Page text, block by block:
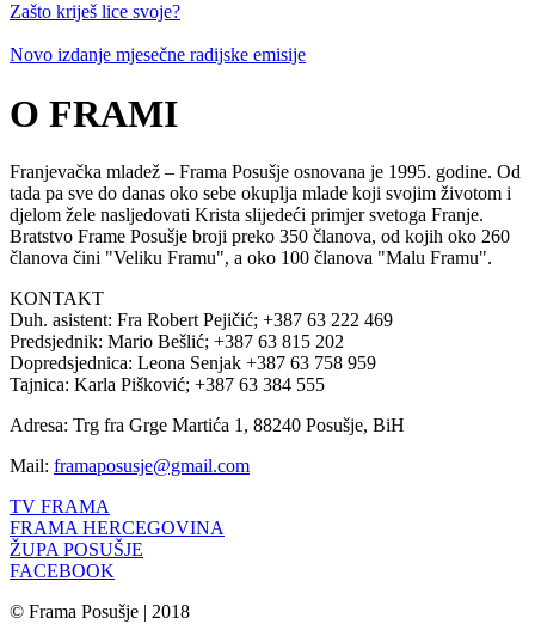
Zašto kriješ lice svoje?
Novo izdanje mjesečne radijske emisije
O FRAMI
Franjevačka mladež – Frama Posušje osnovana je 1995. godine. Od
tada pa sve do danas oko sebe okuplja mlade koji svojim životom i
djelom žele nasljedovati Krista slijedeći primjer svetoga Franje.
Bratstvo Frame Posušje broji preko 350 članova, od kojih oko 260
članova čini "Veliku Framu", a oko 100 članova "Malu Framu".
KONTAKT
Duh. asistent: Fra Robert Pejičić; +387 63 222 469
Predsjednik: Mario Bešlić; +387 63 815 202
Dopredsjednica: Leona Senjak +387 63 758 959
Tajnica: Karla Pišković; +387 63 384 555
Adresa: Trg fra Grge Martića 1, 88240 Posušje, BiH
Mail: framaposusje@gmail.com
TV FRAMA
FRAMA HERCEGOVINA
ŽUPA POSUŠJE
FACEBOOK
© Frama Posušje | 2018